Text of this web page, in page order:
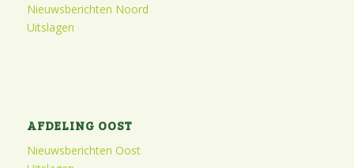
Nieuwsberichten Noord
Uitslagen
AFDELING OOST
Nieuwsberichten Oost